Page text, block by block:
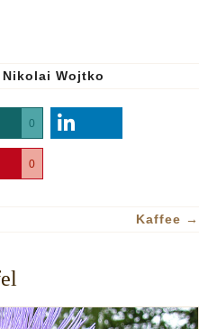
Nikolai Wojtko
0
0
Kaffee →